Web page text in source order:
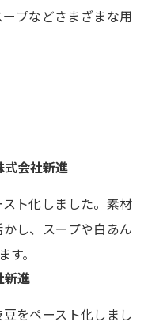
プなどさまざまな用
式会社新進
ト化しました。素材
し、スープや白あん
す。
新進
をペースト化しまし